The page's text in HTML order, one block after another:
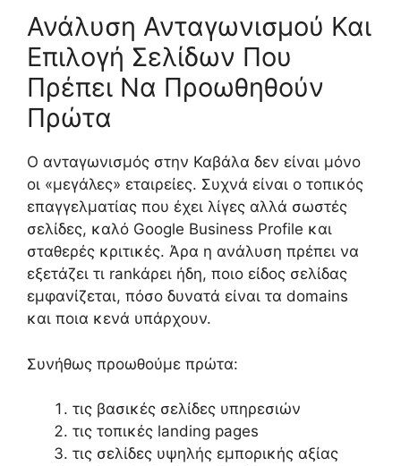
Ανάλυση Ανταγωνισμού Και
Επιλογή Σελίδων Που
Πρέπει Να Προωθηθούν
Πρώτα
Ο ανταγωνισμός στην Καβάλα δεν είναι μόνο
οι «μεγάλες» εταιρείες. Συχνά είναι ο τοπικός
επαγγελματίας που έχει λίγες αλλά σωστές
σελίδες, καλό Google Business Profile και
σταθερές κριτικές. Άρα η ανάλυση πρέπει να
εξετάζει τι rankάρει ήδη, ποιο είδος σελίδας
εμφανίζεται, πόσο δυνατά είναι τα domains
και ποια κενά υπάρχουν.
Συνήθως προωθούμε πρώτα:
τις βασικές σελίδες υπηρεσιών
τις τοπικές landing pages
τις σελίδες υψηλής εμπορικής αξίας